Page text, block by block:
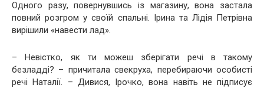
Одного разу, повернувшись із магазину, вона застала
повний розгром у своїй спальні. Ірина та Лідія Петрівна
вирішили «навести лад».
– Невістко, як ти можеш зберігати речі в такому
безладді? – причитала свекруха, перебираючи особисті
речі Наталії. – Дивися, Ірочко, вона навіть не підписує